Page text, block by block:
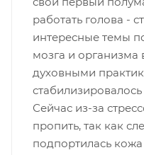
работать голова -
интересные темы
мозга и организма
духовными
Сейчас из-за
пропить, так как
подпортилась